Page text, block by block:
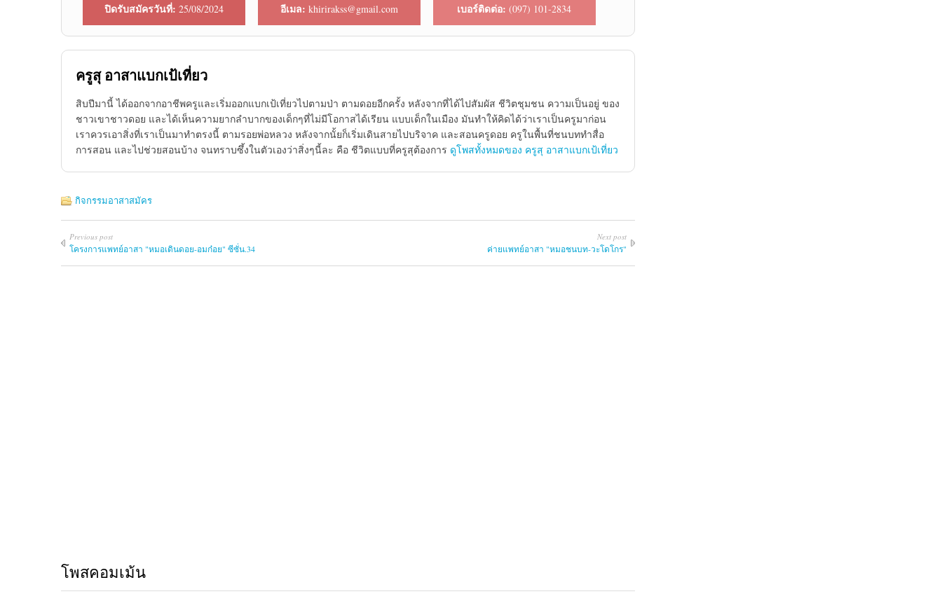
ปิดรับสมัครวันที่: 25/08/2024 อีเมล: khirirakss@gmail.com เบอร์ติดต่อ: (097) 101-2834
ครูสุ อาสาแบกเป้เที่ยว
สิบปีมานี้ ได้ออกจากอาชีพครูและเริ่มออกแบกเป้เที่ยวไปตามป่า ตามดอยอีกครั้ง หลังจากที่ได้ไปสัมผัส ชีวิตชุมชน ความเป็นอยู่ ของ
ชาวเขาชาวดอย และได้เห็นความยากลำบากของเด็กๆที่ไม่มีโอกาสได้เรียน แบบเด็กในเมือง มันทำให้คิดได้ว่าเราเป็นครูมาก่อน
เราควรเอาสิ่งที่เราเป็นมาทำตรงนี้ ตามรอยพ่อหลวง หลังจากนั้ยก็เริ่มเดินสายไปบริจาค และสอนครูดอย ครูในพื้นที่ชนบททำสื่อ
การสอน และไปช่วยสอนบ้าง จนทราบซึ้งในตัวเองว่าสิ่งๆนี้ละ คือ ชีวิตแบบที่ครูสุต้องการ ดูโพสทั้งหมดของ ครูสุ อาสาแบกเป้เที่ยว
กิจกรรมอาสาสมัคร
Previous post
โครงการแพทย์​อาสา​ "หมอเดิน​ดอย-อมก๋อย​" ซีซั่น.34
Next post
ค่ายแพ​ท​ย์อาสา "หมอชนบท-วะโดโกร"
โพสคอมเม้น